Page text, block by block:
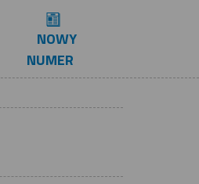
NOWY
NUMER